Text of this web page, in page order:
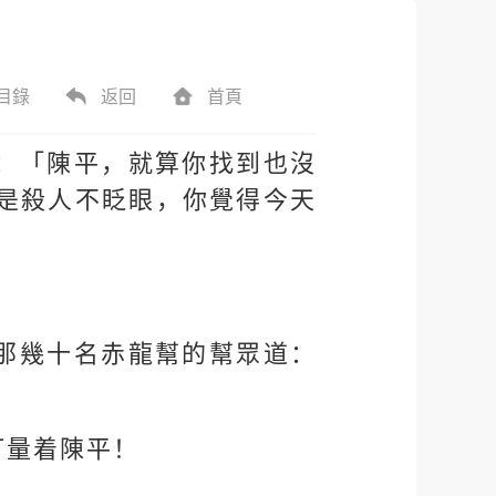
錄 返回 首頁
「陳平，就算你找到也沒
殺人不眨眼，你覺得今天
十名赤龍幫的幫眾道：
着陳平！